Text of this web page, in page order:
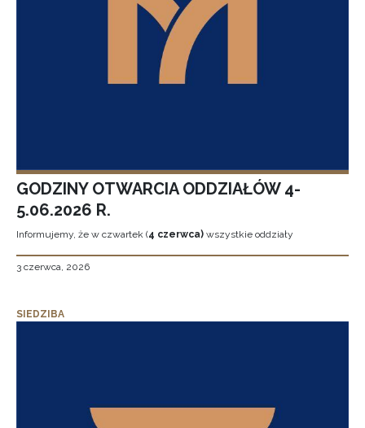
GODZINY OTWARCIA ODDZIAŁÓW 4-
5.06.2026 R.
Informujemy, że w czwartek (4 czerwca) wszystkie oddziały
3 czerwca, 2026
SIEDZIBA